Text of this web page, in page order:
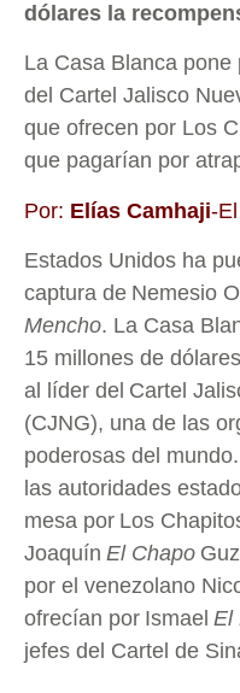
dólares la
La Casa Blanca
del Cartel Jalisco
que ofrecen por Los
que pagarían por
Por: Elías Camhaji-
Estados Unidos ha
captura de Nemesio
Mencho. La Casa
15 millones de dólares
al líder del Cartel
(CJNG), una de las
poderosas del
las autoridades
mesa por Los
Joaquín El Chapo
por el venezolano
ofrecían por Ismael El
jefes del Cartel de